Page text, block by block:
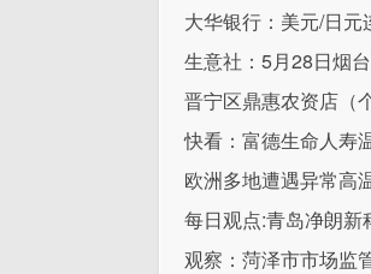
大华银行：美元/日
生意社：5月28日烟
晋宁区鼎惠农资店（
快看：富德生命人寿
欧洲多地遭遇异常高
每日观点:青岛净朗
观察：菏泽市市场监